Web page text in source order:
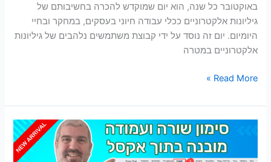
באוקטובר כל שנה, הוא יום שמוקדש להכרה בחשיבותם של
גיליונות אלקטרוניים ככלי עבודה חיוני בעסקים, במחקר ובחיי
היומיום. יום זה נוסד על ידי קבוצת משתמשים נלהבים של גיליונות
אלקטרוניים במטרה
Read More »
תא
התמקדות
/